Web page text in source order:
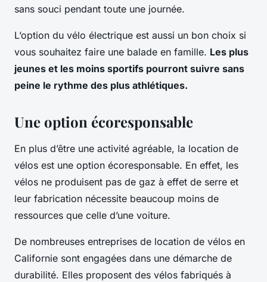
sans souci pendant toute une journée.
L’option du vélo électrique est aussi un bon choix si
vous souhaitez faire une balade en famille. Les plus
jeunes et les moins sportifs pourront suivre sans
peine le rythme des plus athlétiques.
Une option écoresponsable
En plus d’être une activité agréable, la location de
vélos est une option écoresponsable. En effet, les
vélos ne produisent pas de gaz à effet de serre et
leur fabrication nécessite beaucoup moins de
ressources que celle d’une voiture.
De nombreuses entreprises de location de vélos en
Californie sont engagées dans une démarche de
durabilité. Elles proposent des vélos fabriqués à